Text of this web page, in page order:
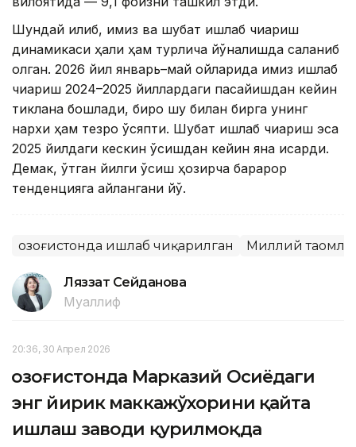
Шундай қилиб, қимиз ва шубат ишлаб чиқариш
динамикаси ҳали ҳам турлича йўналишда сақланиб
қолган. 2026 йил январь–май ойларида қимиз ишлаб
чиқариш 2024–2025 йиллардаги пасайишдан кейин
тиклана бошлади, бироқ шу билан бирга унинг
нархи ҳам тезроқ ўсяпти. Шубат ишлаб чиқариш эса
2025 йилдаги кескин ўсишдан кейин яна қисқарди.
Демак, ўтган йилги ўсиш ҳозирча барқарор
тенденцияга айлангани йўқ.
Қозоғистонда ишлаб чиқарилган Миллий
Ляззат Сейданова
Муаллиф
20:36, 30 Апрел 2026
Қозоғистонда Марказий Осиёдаги
энг йирик маккажўхорини қайта
ишлаш заводи қурилмоқда